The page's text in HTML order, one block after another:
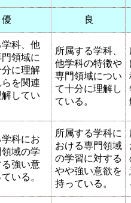
優 良
学科、他
領域に
に理解
らを関連
してい
所属する学科、
他学科の特徴や
専門領域につい
て十分に理解し
ている。
科にお
域の学
強い意
いる。
所属する学科に
おける専門領域
の学習に対する
やや強い意欲を
持っている。